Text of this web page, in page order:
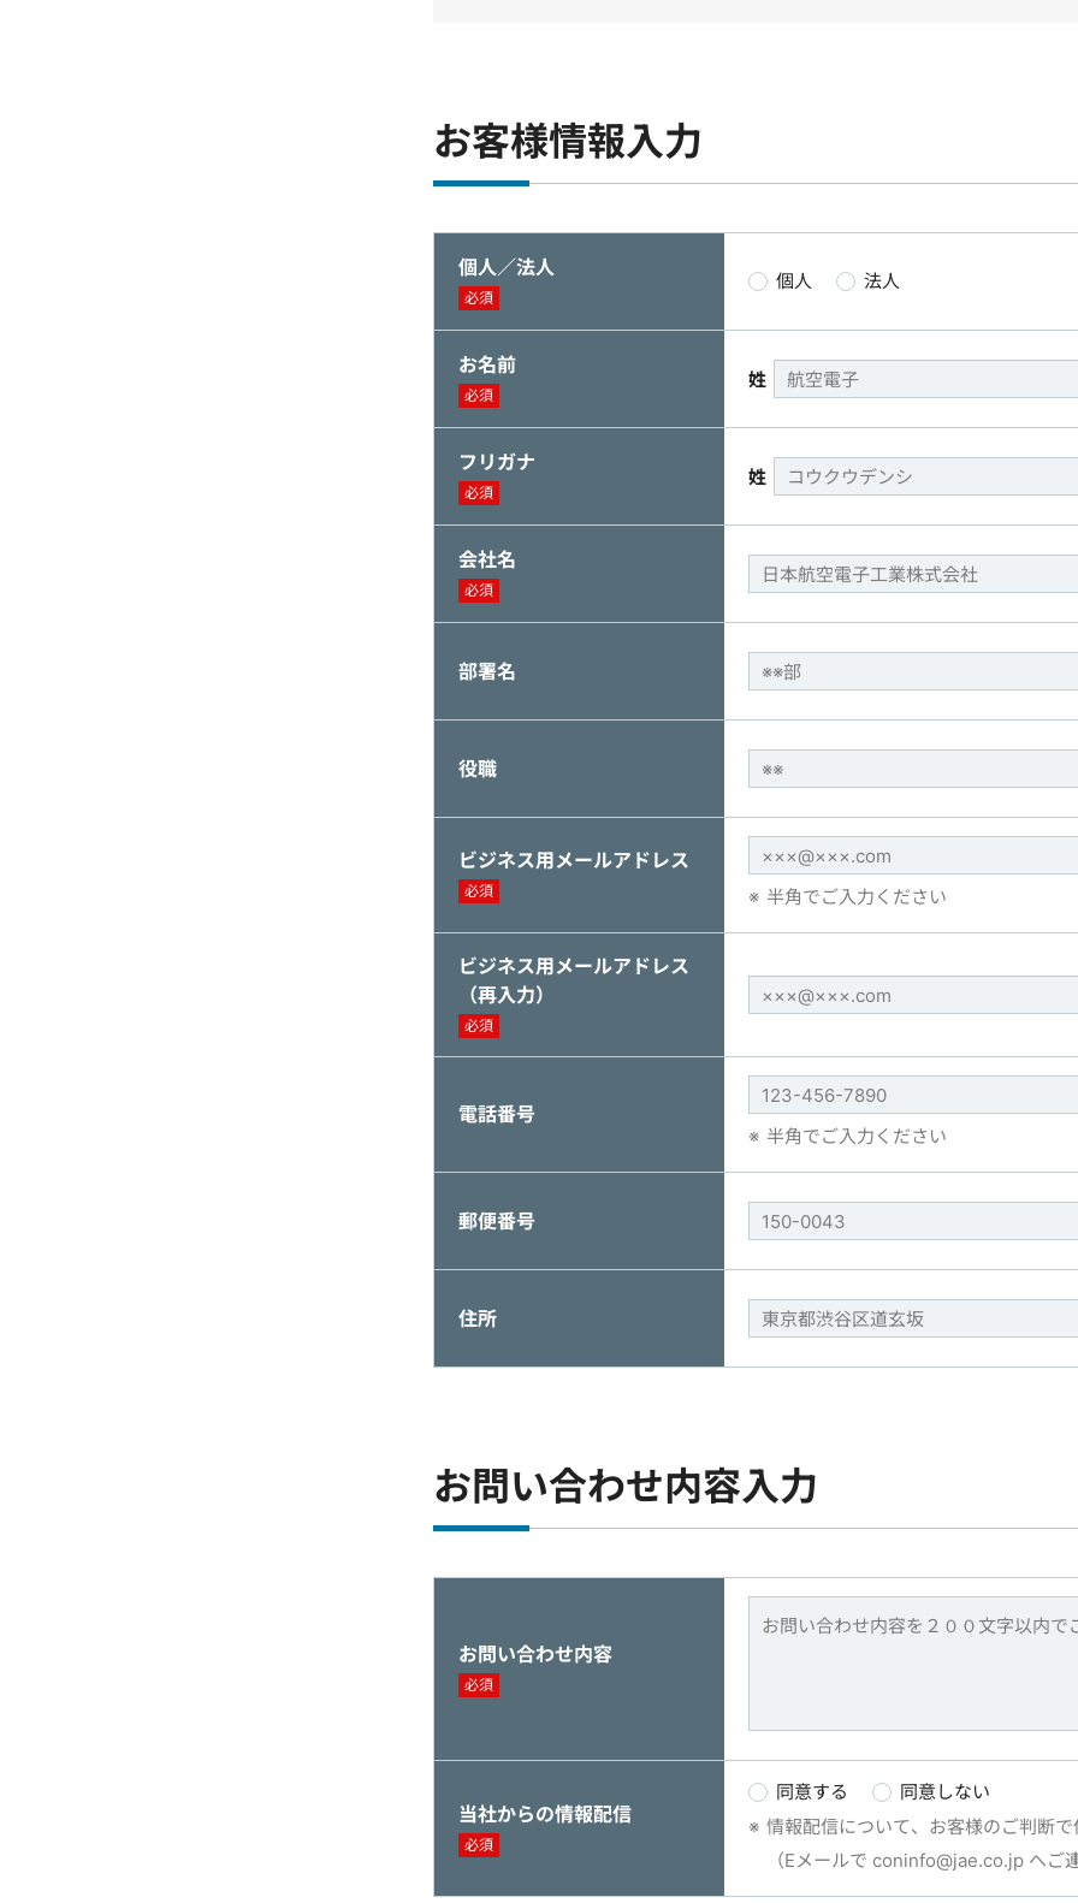
お客様情報入力
個人／法人
必須
個人 法人
お名前
必須
姓
フリガナ
必須
姓
会社名
必須
部署名
役職
ビジネス用メールアドレス
必須 半角でご入力ください
ビジネス用メールアドレス
（再入力）
必須
電話番号
半角でご入力ください
郵便番号
住所
お問い合わせ内容入力
お問い合わせ内容
必須
当社からの情報配信
必須
同意する
同意しない
情報配信について、お客様のご判断
（Eメールで coninfo@jae.co.jp へご